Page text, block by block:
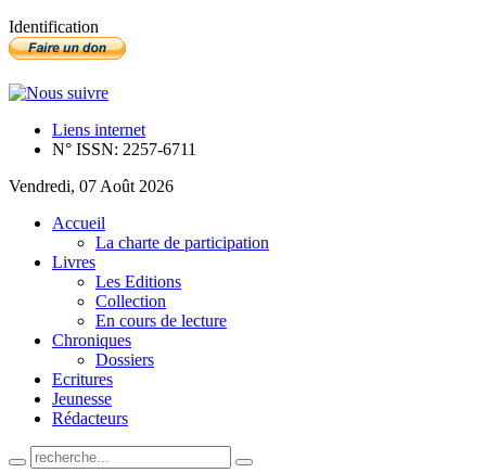
Identification
Liens internet
N° ISSN: 2257-6711
Vendredi, 07 Août 2026
Accueil
La charte de participation
Livres
Les Editions
Collection
En cours de lecture
Chroniques
Dossiers
Ecritures
Jeunesse
Rédacteurs